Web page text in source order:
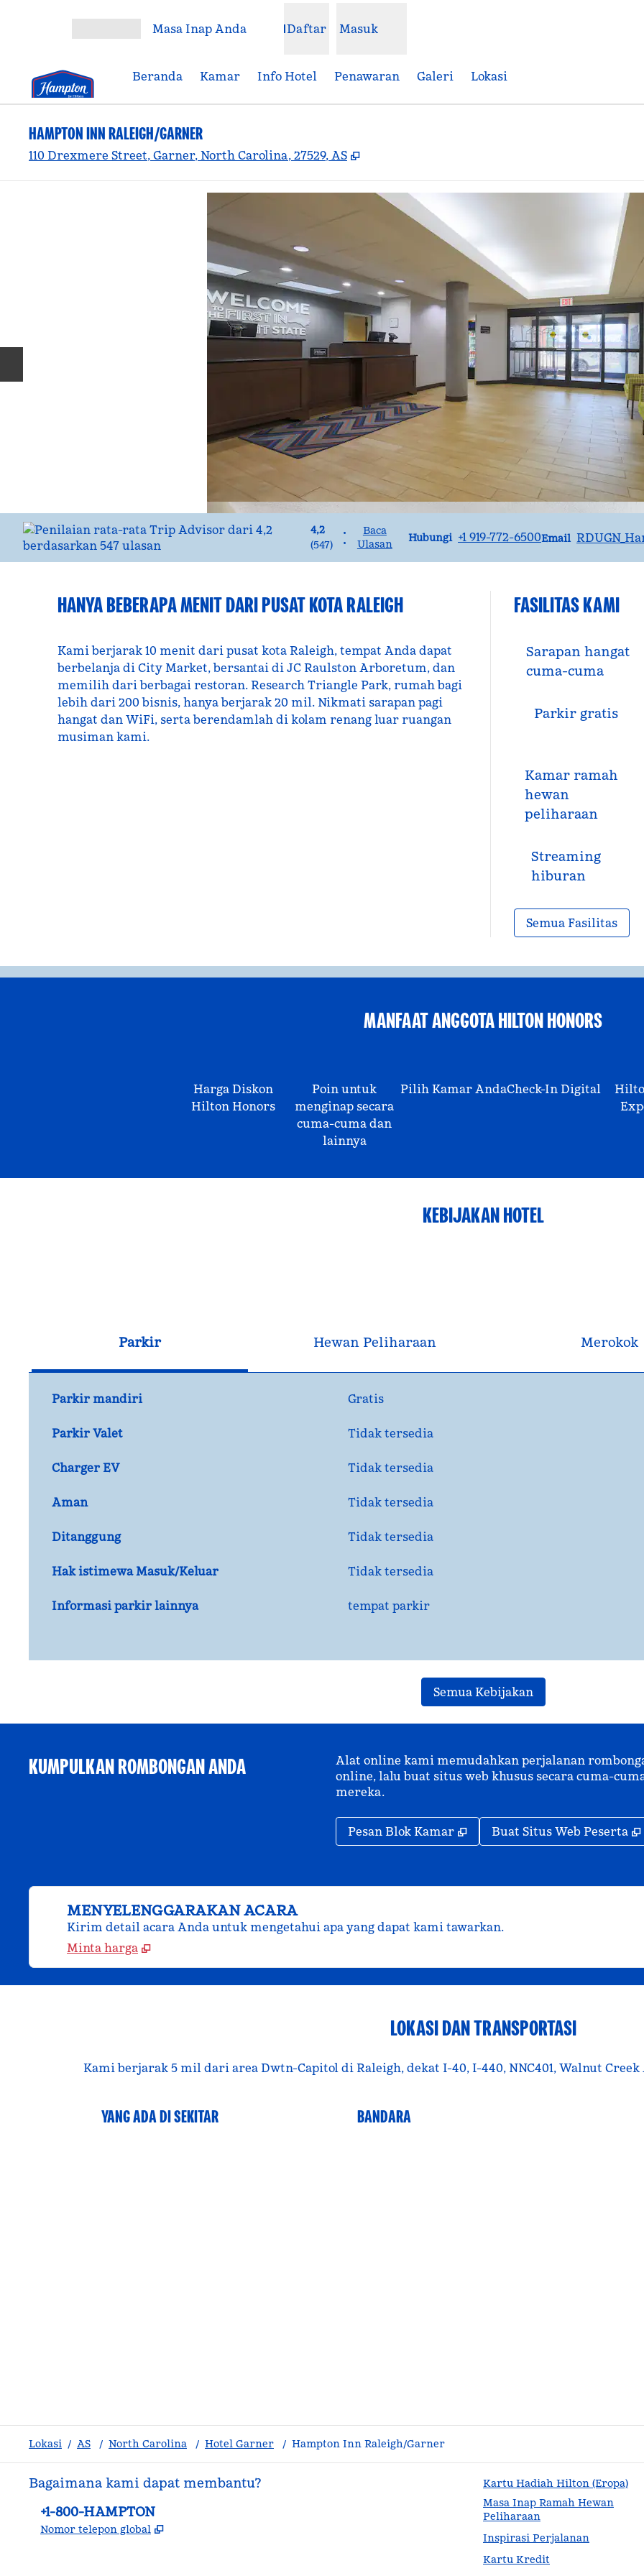
Masa Inap Anda Daftar Masuk
Beranda Kamar Info Hotel Penawaran Galeri Lokasi
HAMPTON INN RALEIGH/GARNER
110 Drexmere Street, Garner, North Carolina, 27529, AS ,
4,2
(547)
•
•
Baca
Ulasan
Hubungi
Panggilan+1 919-772-6500Email
Email
HANYA BEBERAPA MENIT DARI PUSAT KOTA RALEIGH
Kami berjarak 10 menit dari pusat kota Raleigh, tempat Anda dapat
berbelanja di City Market, bersantai di JC Raulston Arboretum, dan
memilih dari berbagai restoran. Research Triangle Park, rumah bagi
lebih dari 200 bisnis, hanya berjarak 20 mil. Nikmati sarapan pagi
hangat dan WiFi, serta berendamlah di kolam renang luar ruangan
musiman kami.
FASILITAS KAMI
Sarapan hangat
cuma-cuma
Parkir gratis
Kamar ramah
hewan
peliharaan
Streaming
hiburan
Semua Fasilitas
MANFAAT ANGGOTA HILTON HONORS
Harga Diskon
Hilton Honors
Poin untuk
menginap secara
cuma-cuma dan
lainnya
Pilih Kamar AndaCheck-In Digital
KEBIJAKAN HOTEL
Parkir Hewan Peliharaan Merokok
Parkir mandiri Gratis
Parkir Valet Tidak tersedia
Charger EV Tidak tersedia
Aman Tidak tersedia
Ditanggung Tidak tersedia
Hak istimewa Masuk/Keluar Tidak tersedia
Informasi parkir lainnya tempat parkir
Semua Kebijakan
KUMPULKAN ROMBONGAN ANDA
Alat online kami memudahkan perjalanan
online, lalu buat situs web khusus secara cuma-
mereka.
Pesan Blok Kamar , Buka tab baru
Buat Situs Web Peserta
MENYELENGGARAKAN ACARA
Kirim detail acara Anda untuk mengetahui apa yang dapat kami tawarkan.
Minta harga
LOKASI DAN TRANSPORTASI
Kami berjarak 5 mil dari area Dwtn-Capitol di Raleigh, dekat I-40, I-440, NNC401, Walnut
YANG ADA DI SEKITAR BANDARA
Lokasi / AS / North Carolina / Hotel Garner / Hampton Inn Raleigh/Garner
Bagaimana kami dapat membantu?
Telepon:
+1-800-HAMPTON
Nomor telepon global ,
Kartu Hadiah Hilton (Eropa)
Masa Inap Ramah Hewan
Peliharaan
Inspirasi Perjalanan
Kartu Kredit